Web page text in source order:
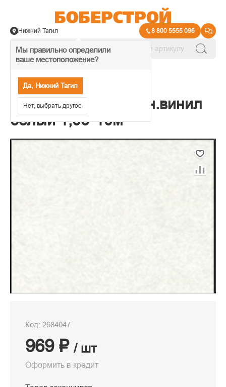
Мы правильно определили
ваше местоположение?
Да, Нижний Тагил
Нет, выбрать другое
Нижний Тагил 8 800 5555 096
Обои Furry компактн.винил
белый 1,06*10м
Код: 2684047
969 ₽ / шт
Оформить в кредит